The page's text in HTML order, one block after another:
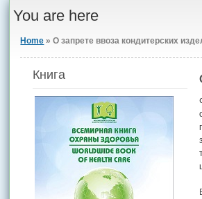
You are here
Home » О запрете ввоза кондитерских
Книга